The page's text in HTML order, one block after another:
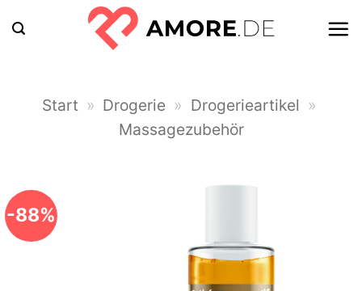
Inhalt
Start » Drogerie » Drogerieartikel »
Massagezubehör
-88%